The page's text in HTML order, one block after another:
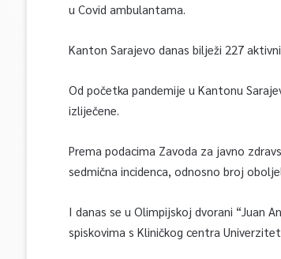
u Covid ambulantama.
Kanton Sarajevo danas bilježi 227
Od početka pandemije u Kantonu
izliječene.
Prema podacima Zavoda za javno
sedmična incidenca, odnosno broj
I danas se u Olimpijskoj dvorani “Juan
spiskovima s Kliničkog centra